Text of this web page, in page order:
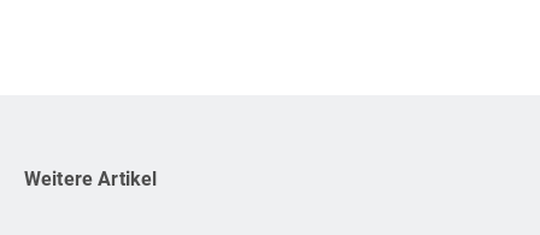
Weitere Artikel